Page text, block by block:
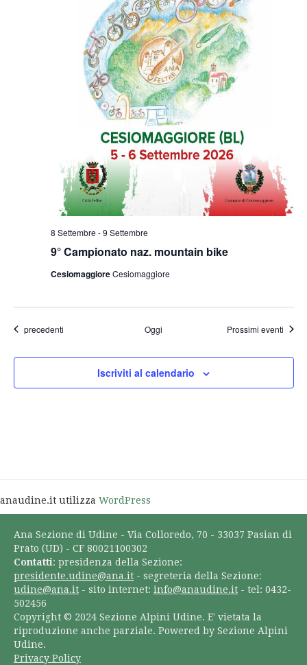
9° Campionato naz. mountain bike
8 Settembre -9 Settembre
CesiomaggioreCesiomaggiore
Eventi
precedenti Oggi Prossimi eventi
Iscriviti al calendario
anaudine.it utilizza WordPress
Ana Sezione di Udine - Via Colloredo, 70 - 33037 Pasian di
Prato (UD) - CF 80021100302
Contatti: presidenza della Sezione:
presidente.udine@ana.it - segreteria della Sezione:
udine@ana.it - sito internet: info@anaudine.it - tel: 0432-
502456
Copyright © 2024 Sezione Alpini Udine. E' vietata la
riproduzione anche parziale. Powered by Sezione Alpini
Udine.
Privacy Policy